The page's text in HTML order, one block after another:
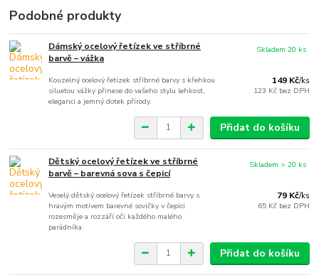
Podobné produkty
Dámský ocelový řetízek ve stříbrné
barvě – vážka
Kouzelný ocelový řetízek stříbrné barvy s křehkou
siluetou vážky přinese do vašeho stylu lehkost,
eleganci a jemný dotek přírody.
149 Kč/ks
123 Kč bez DPH
Skladem 20 ks
Přidat do košíku
Dětský ocelový řetízek ve stříbrné
barvě – barevná sova s čepicí
Veselý dětský ocelový řetízek stříbrné barvy s
hravým motivem barevné sovičky v čepici
rozesměje a rozzáří oči každého malého
parádníka.
79 Kč/ks
65 Kč bez DPH
Skladem > 20 ks
Přidat do košíku